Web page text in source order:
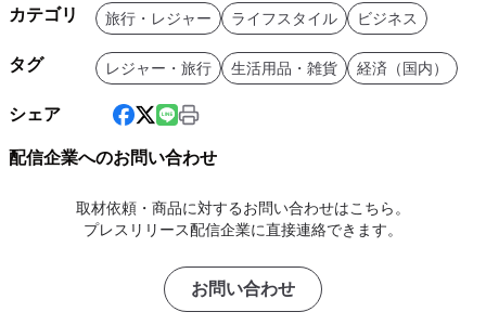
カテゴリ 旅行・レジャー ライフスタイル ビジネス
タグ レジャー・旅行 生活用品・雑貨 経済（国内）
シェア
配信企業へのお問い合わせ
取材依頼・商品に対するお問い合わせはこちら。
プレスリリース配信企業に直接連絡できます。
お問い合わせ